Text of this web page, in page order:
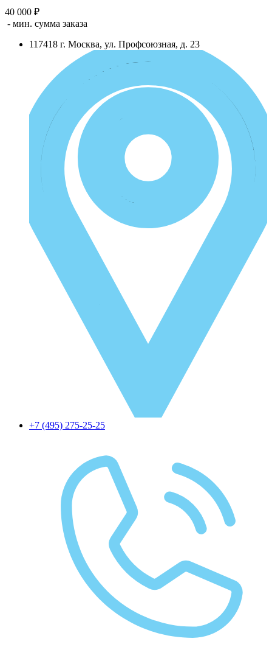
40 000 ₽
- мин. сумма заказа
117418 г. Москва, ул. Профсоюзная, д. 23
+7 (495) 275-25-25